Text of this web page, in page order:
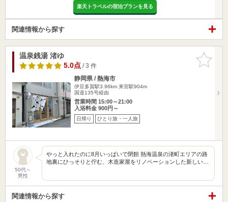
楽天トラベルの宿泊プランを見る
関連情報から探す
お気に入
りに追加
温泉銭湯 渚ゆ
5.0点/ 3 件
静岡県 / 熱海市
伊豆多賀駅3.96km 来宮駅904m
国道135号経由
営業時間 15:00～21:00
入浴料金 900円～
日帰り ひとり旅・一人旅
50代～
男性
やっと入れたのに8月いっぱいで閉館 熱海温泉の渚町エリアの路
地裏にひっそりと佇む、木造家屋をリノベーションした新しい…
関連情報から探す